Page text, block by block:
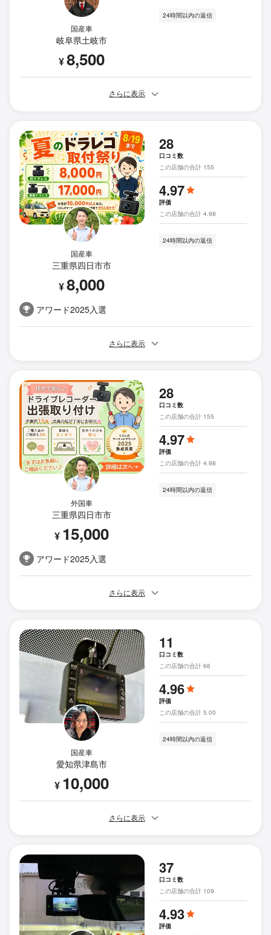
国産車
岐阜県土岐市
¥8,500
24時間以内の返信
さらに表示
国産車
三重県四日市市
¥8,000
アワード2025入選
28
口コミ数
この店舗の合計 155
4.97
評価
この店舗の合計 4.98
24時間以内の返信
さらに表示
外国車
三重県四日市市
¥ 15,000
アワード2025入選
28
口コミ数
この店舗の合計 155
4.97
評価
この店舗の合計 4.98
24時間以内の返信
さらに表示
国産車
愛知県津島市
¥ 10,000
11
口コミ数
この店舗の合計 66
4.96
評価
この店舗の合計 5.00
24時間以内の返信
さらに表示
37
口コミ数
この店舗の合計 109
4.93
評価